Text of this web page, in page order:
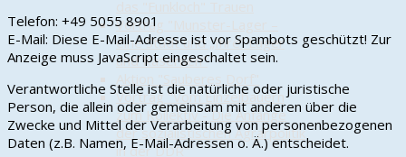
Vortrag "Munster-Lager –
eine Stadt und „Ihre“ Lager
und Kasernen"
Vortrag "Vom Einzelbauern
zum Kollektiv - Die Anfänge
der sozialistischen Agrarpolitik
in der DDR"
Telefon: +49 5055 8901
E-Mail: Diese E-Mail-Adresse ist vor Spambots geschützt! Zur
Anzeige muss JavaScript eingeschaltet sein.
Verantwortliche Stelle ist die natürliche oder juristische
Person, die allein oder gemeinsam mit anderen über die
Zwecke und Mittel der Verarbeitung von personenbezogenen
Daten (z.B. Namen, E-Mail-Adressen o. Ä.) entscheidet.